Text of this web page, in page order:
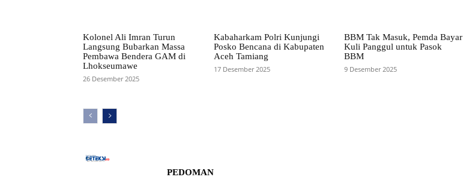
Kolonel Ali Imran Turun
Langsung Bubarkan Massa
Pembawa Bendera GAM di
Lhokseumawe
26 Desember 2025
Kabaharkam Polri Kunjungi
Posko Bencana di Kabupaten
Aceh Tamiang
17 Desember 2025
BBM Tak Masuk, Pemda Bayar
Kuli Panggul untuk Pasok
BBM
9 Desember 2025
PEDOMAN